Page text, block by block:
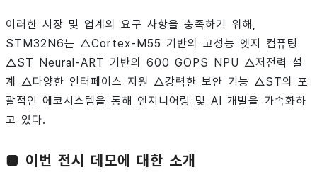
이러한 시장 및 업계의 요구 사항을 충족하기 위해,
STM32N6는 △Cortex-M55 기반의 고성능 엣지 컴퓨팅
△ST Neural-ART 기반의 600 GOPS NPU △저전력 설
계 △다양한 인터페이스 지원 △강력한 보안 기능 △ST의 포
괄적인 에코시스템을 통해 엔지니어링 및 AI 개발을 가속화하
고 있다.
■ 이번 전시 데모에 대한 소개